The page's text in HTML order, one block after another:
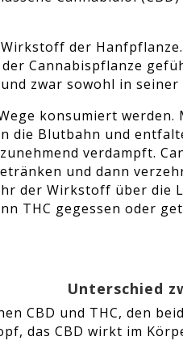
der
Cannabispflanze
zwar sowohl in
konsumiert
die Blutbahn und
verdampft.
und dann
der Wirkstoff über die
THC gegessen oder
Unterschied
CBD und THC, den
das CBD wirkt im